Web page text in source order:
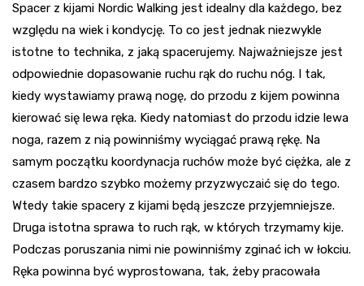
Spacer z kijami Nordic Walking jest idealny dla każdego, bez
względu na wiek i kondycję. To co jest jednak niezwykle
istotne to technika, z jaką spacerujemy. Najważniejsze jest
odpowiednie dopasowanie ruchu rąk do ruchu nóg. I tak,
kiedy wystawiamy prawą nogę, do przodu z kijem powinna
kierować się lewa ręka. Kiedy natomiast do przodu idzie lewa
noga, razem z nią powinniśmy wyciągać prawą rękę. Na
samym początku koordynacja ruchów może być ciężka, ale z
czasem bardzo szybko możemy przyzwyczaić się do tego.
Wtedy takie spacery z kijami będą jeszcze przyjemniejsze.
Druga istotna sprawa to ruch rąk, w których trzymamy kije.
Podczas poruszania nimi nie powinniśmy zginać ich w łokciu.
Ręka powinna być wyprostowana, tak, żeby pracowała